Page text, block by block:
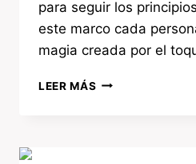
para seguir los
este marco cada
magia creada por el
LEER MÁS